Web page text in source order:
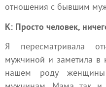
отношения с бывшим
К: Просто человек,
Я пересматривала
мужчиной и заметила в
нашем роду женщины